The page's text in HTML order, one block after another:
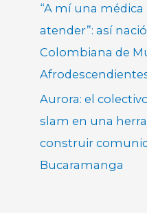
“A mí una
atender”: así
Colombiana de
Aurora: el
slam en una
construir
Bucaramanga